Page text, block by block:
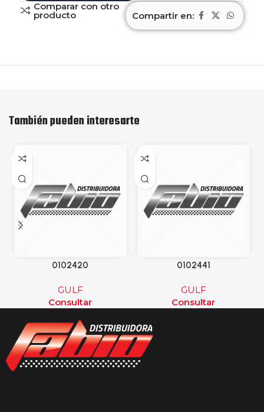
Comparar con otro
producto Compartir en:
También pueden interesarte
0102420
GULF
Consultar
0102441
GULF
Consultar